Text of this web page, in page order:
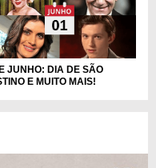
JUNHO: DIA DE SÃO
E MUITO MAIS!